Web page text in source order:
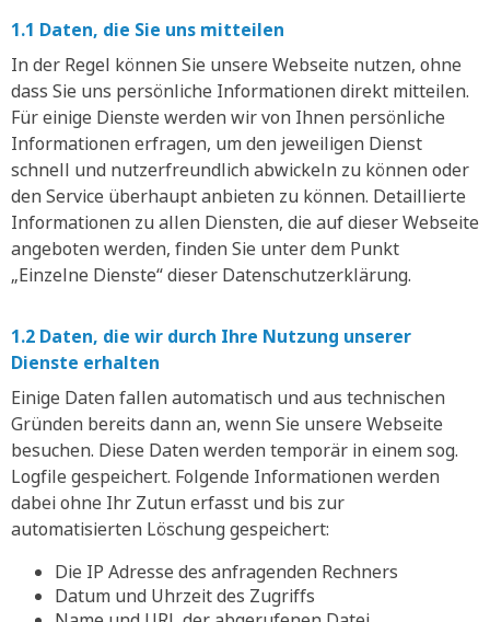
1.1 Daten, die Sie uns mitteilen
In der Regel können Sie unsere Webseite nutzen, ohne
dass Sie uns persönliche Informationen direkt mitteilen.
Für einige Dienste werden wir von Ihnen persönliche
Informationen erfragen, um den jeweiligen Dienst
schnell und nutzerfreundlich abwickeln zu können oder
den Service überhaupt anbieten zu können. Detaillierte
Informationen zu allen Diensten, die auf dieser Webseite
angeboten werden, finden Sie unter dem Punkt
„Einzelne Dienste“ dieser Datenschutzerklärung.
1.2 Daten, die wir durch Ihre Nutzung unserer
Dienste erhalten
Einige Daten fallen automatisch und aus technischen
Gründen bereits dann an, wenn Sie unsere Webseite
besuchen. Diese Daten werden temporär in einem sog.
Logfile gespeichert. Folgende Informationen werden
dabei ohne Ihr Zutun erfasst und bis zur
automatisierten Löschung gespeichert:
Die IP Adresse des anfragenden Rechners
Datum und Uhrzeit des Zugriffs